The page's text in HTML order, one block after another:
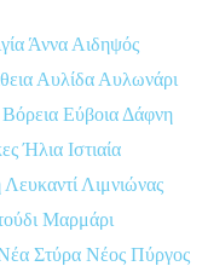
Άννα Αιδηψός
Αυλίδα Αυλωνάρι
Βόρεια Εύβοια Δάφνη
Ήλια Ιστιαία
Λευκαντί Λιμνιώνας
Μαρμάρι
Στύρα Νέος Πύργος